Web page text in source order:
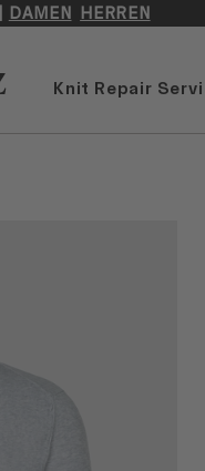
DAMEN HERREN
Knit Repair